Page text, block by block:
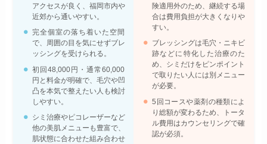
アクセスが良く、福岡市内や
近郊から通いやすい。
完全個室の落ち着いた空間
で、周囲の目を気にせずブレ
ッシングを受けられる。
初回48,000円・通常60,000
円と料金が明確で、毛穴や凹
凸を本気で整えたい人も検討
しやすい。
シミ治療やピコレーザーなど
他の美肌メニューも豊富で、
肌状態に合わせた組み合わせ
険適用外のため、継続する場
合は費用負担が大きくなりや
すい。
ブレッシングは毛穴・ニキビ
跡などに特化した治療のた
め、シミだけをピンポイント
で取りたい人には別メニュー
が必要。
5回コースや薬剤の種類によ
り総額が変わるため、トータ
ル費用はカウンセリングで確
認が必須。